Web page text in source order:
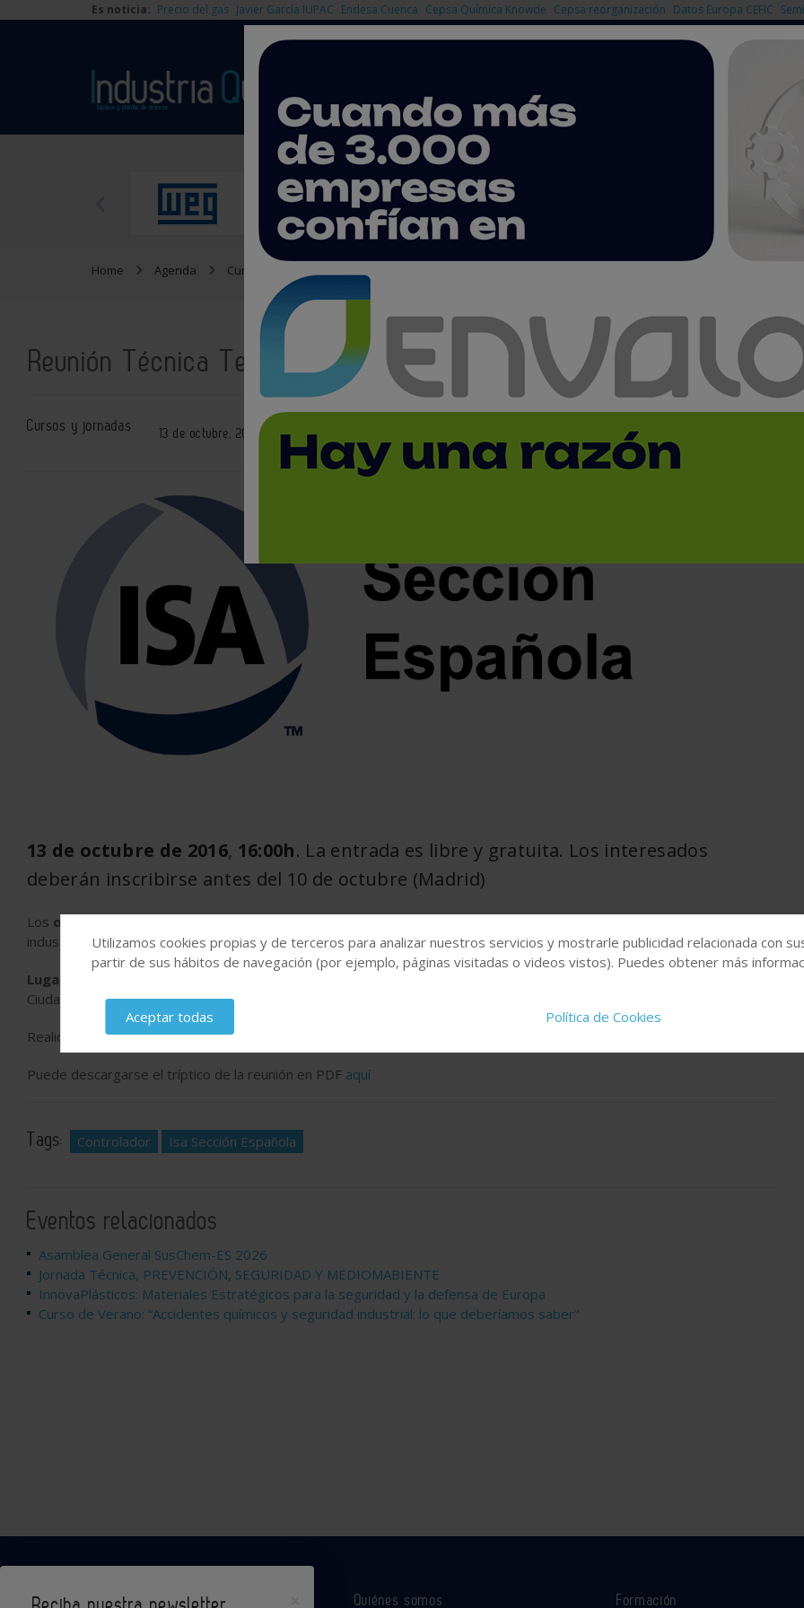
Es noticia: Precio del gas Javier García IUPAC Endesa Cuenca Cepsa Química Knowde Cepsa reorganización Datos Europa CEFIC
Home Agenda Cursos y jornadas
Reunión Técnica Tendencias en Controladores Programables (PLCs)
Cursos y jornadas 13 de octubre, 2016 / Madrid
13 de octubre de 2016, 16:00h. La entrada es libre y gratuita. Los interesados
deberán inscribirse antes del 10 de octubre (Madrid)
Los objetivos de la reunión
industriales, principalmente en lo relativo a su hardware, software y comunicaciones.
Lugar de celebración
Ciudad Universitaria, C/ Juan del Rosal, 14
Realice su inscripción en la página web de
Puede descargarse el tríptico de la reunión en PDF aquí
Tags: Controlador Isa Sección Española
Eventos relacionados
Asamblea General SusChem-ES 2026
Jornada Técnica, PREVENCIÓN, SEGURIDAD Y MEDIOMABIENTE
InnovaPlásticos: Materiales Estratégicos para la seguridad y la defensa de Europa
Curso de Verano: “Accidentes químicos y seguridad industrial: lo que deberíamos saber”
Quiénes somos Formación
Utilizamos cookies propias y de terceros para analizar nuestros servicios y mostrarle publicidad relacionada con
partir de sus hábitos de navegación (por ejemplo, páginas visitadas o videos vistos). Puedes obtener más
Aceptar todas Política de Cookies